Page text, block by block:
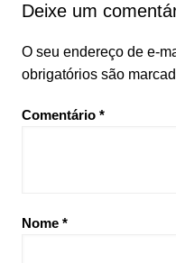
Deixe um
O seu endereço de e-
obrigatórios são
Comentário *
Nome *